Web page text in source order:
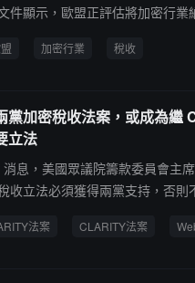
件顯示，歐盟正評估將加密行業
加密資產交易額徵收 0.1% 的稅
關數據仍不夠完善，現階段收入
果可能與測算結果存在差異。相
式實施，需獲得歐盟全部 27 個
成為歐盟針對加密行業最重要的
加密行業 稅收
黨加密稅收法案，或成為繼
立法
息，美國眾議院籌款委員會主
收立法必須獲得兩黨支持，否則
聯合提出「數位資產保護、問
法案 CLARITY法案